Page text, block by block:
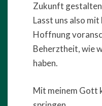
Zukunft
Lasst uns also
Hoffnung
Beherztheit, wie
haben.
Mit meinem Gott